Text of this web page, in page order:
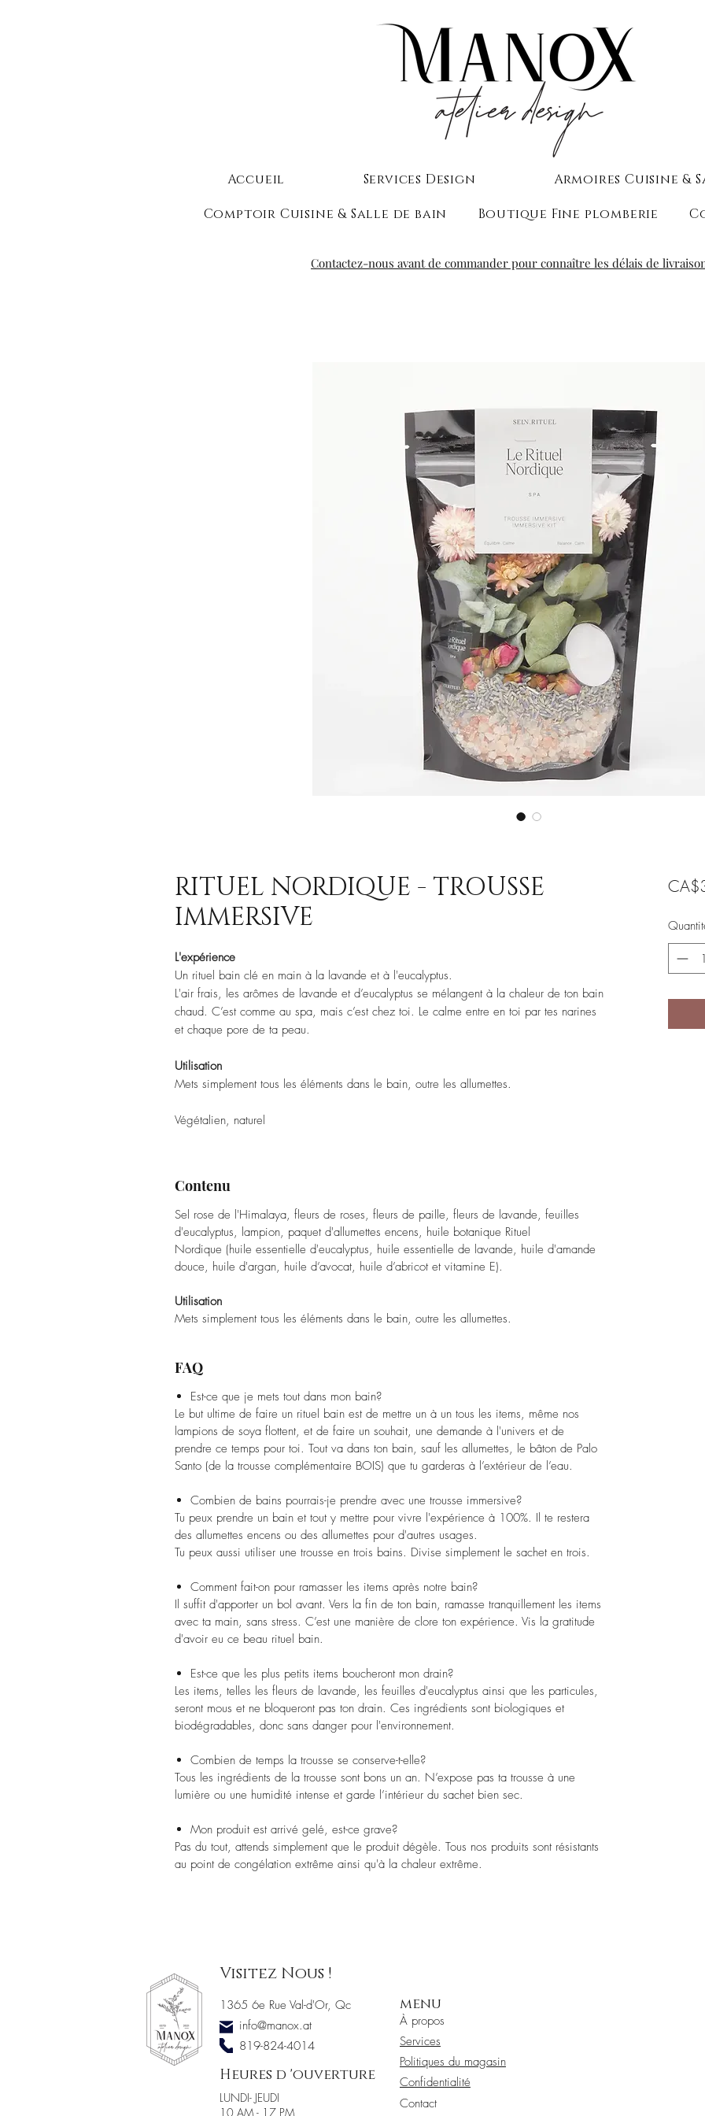
Accueil Services Design
Armoires Cuisine &
Comptoir Cuisine & Salle de bain
Boutique Fine plomberie
Contactez-nous avant de commander pour connaître les délais de
RITUEL NORDIQUE - TROUSSE
IMMERSIVE
L'expérience
Un rituel bain clé en main à la lavande et à l'eucalyptus.
L'air frais, les arômes de lavande et d’eucalyptus se mélangent à la chaleur de ton bain
chaud. C’est comme au spa, mais c’est chez toi. Le calme entre en toi par tes narines
et chaque pore de ta peau.
Utilisation
Mets simplement tous les éléments dans le bain, outre les allumettes.
Végétalien, naturel
Contenu
Sel rose de l'Himalaya, fleurs de roses, fleurs de paille, fleurs de lavande, feuilles
d'eucalyptus, lampion, paquet d'allumettes encens, huile botanique Rituel
Nordique (huile essentielle d'eucalyptus, huile essentielle de lavande, huile d'amande
douce, huile d'argan, huile d’avocat, huile d’abricot et vitamine E).
Utilisation
Mets simplement tous les éléments dans le bain, outre les allumettes.
FAQ
Est-ce que je mets tout dans mon bain?
Le but ultime de faire un rituel bain est de mettre un à un tous les items, même nos
lampions de soya flottent, et de faire un souhait, une demande à l'univers et de
prendre ce temps pour toi. Tout va dans ton bain, sauf les allumettes, le bâton de Palo
Santo (de la trousse complémentaire BOIS) que tu garderas à l’extérieur de l’eau.
Combien de bains pourrais-je prendre avec une trousse immersive?
Tu peux prendre un bain et tout y mettre pour vivre l'expérience à 100%. Il te restera
des allumettes encens ou des allumettes pour d'autres usages.
Tu peux aussi utiliser une trousse en trois bains. Divise simplement le sachet en trois.
Comment fait-on pour ramasser les items après notre bain?
Il suffit d'apporter un bol avant. Vers la fin de ton bain, ramasse tranquillement les items
avec ta main, sans stress. C’est une manière de clore ton expérience. Vis la gratitude
d'avoir eu ce beau rituel bain.
Est-ce que les plus petits items boucheront mon drain?
Les items, telles les fleurs de lavande, les feuilles d'eucalyptus ainsi que les particules,
seront mous et ne bloqueront pas ton drain. Ces ingrédients sont biologiques et
biodégradables, donc sans danger pour l'environnement.
Combien de temps la trousse se conserve-t-elle?
Tous les ingrédients de la trousse sont bons un an. N’expose pas ta trousse à une
lumière ou une humidité intense et garde l’intérieur du sachet bien sec.
Mon produit est arrivé gelé, est-ce grave?
Pas du tout, attends simplement que le produit dégèle. Tous nos produits sont résistants
au point de congélation extrême ainsi qu'à la chaleur extrême.
Visitez Nous !
Heures d 'ouverture
1365 6e Rue Val-d'Or, Qc
info@manox.at
819-824-4014
LUNDI- JEUDI
10 AM - 17 PM
menu
À propos
Services
Politiques du magasin
Confidentialité
Contact